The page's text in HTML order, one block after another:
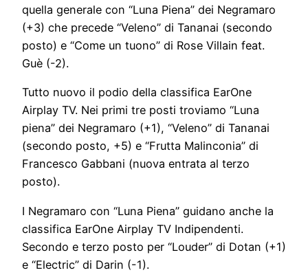
quella generale con “Luna Piena” dei Negramaro
(+3) che precede “Veleno” di Tananai (secondo
posto) e “Come un tuono” di Rose Villain feat.
Guè (-2).
Tutto nuovo il podio della classifica EarOne
Airplay TV. Nei primi tre posti troviamo “Luna
piena” dei Negramaro (+1), “Veleno” di Tananai
(secondo posto, +5) e “Frutta Malinconia” di
Francesco Gabbani (nuova entrata al terzo
posto).
I Negramaro con “Luna Piena” guidano anche la
classifica EarOne Airplay TV Indipendenti.
Secondo e terzo posto per “Louder” di Dotan (+1)
e “Electric” di Darin (-1).